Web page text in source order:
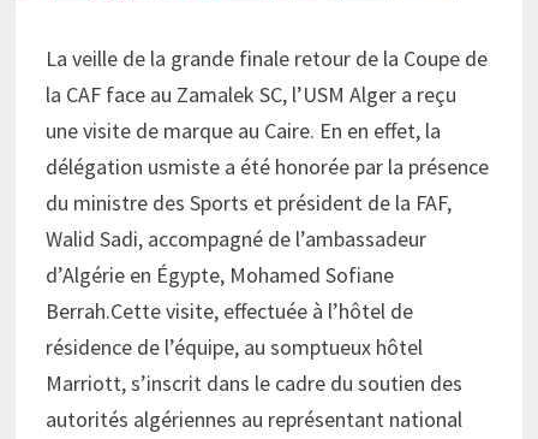
La veille de la grande finale retour de la Coupe de
la CAF face au Zamalek SC, l’USM Alger a reçu
une visite de marque au Caire. En en effet, la
délégation usmiste a été honorée par la présence
du ministre des Sports et président de la FAF,
Walid Sadi, accompagné de l’ambassadeur
d’Algérie en Égypte, Mohamed Sofiane
Berrah.Cette visite, effectuée à l’hôtel de
résidence de l’équipe, au somptueux hôtel
Marriott, s’inscrit dans le cadre du soutien des
autorités algériennes au représentant national